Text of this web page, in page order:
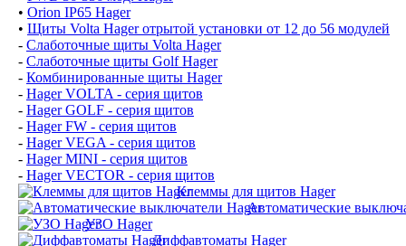
• Orion IP65 Hager
• Щиты Volta Hager отрытой установки от 12 до 56 модулей
- Слаботочные щиты Volta Hager
- Слаботочные щиты Golf Hager
- Комбинированные щиты Hager
- Hager VOLTA - серия щитов
- Hager GOLF - серия щитов
- Hager FW - серия щитов
- Hager VEGA - серия щитов
- Hager MINI - серия щитов
- Hager VECTOR - серия щитов
Клеммы для щитов Hager
Автоматические
УЗО Hager
Диффавтоматы Hager